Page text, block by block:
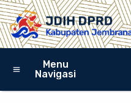
Menu
Navigasi